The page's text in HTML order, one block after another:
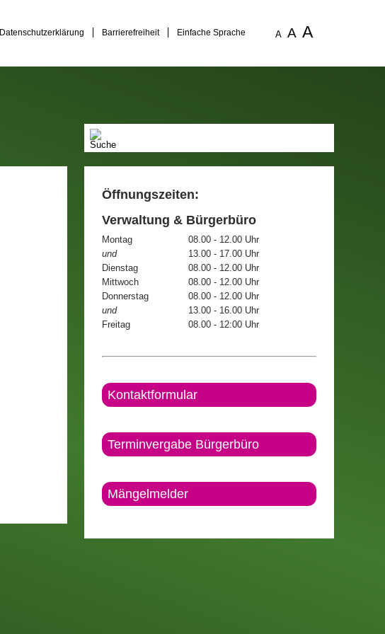
Datenschutzerklärung Barrierefreiheit Einfache Sprache A A A
Öffnungszeiten:
Verwaltung & Bürgerbüro
Montag
08.00 - 12.00 Uhr
und
13.00 - 17.00 Uhr
Dienstag
08.00 - 12.00 Uhr
Mittwoch
08.00 - 12.00 Uhr
Donnerstag
08.00 - 12.00 Uhr
und
13.00 - 16.00 Uhr
Freitag
08.00 - 12:00 Uhr
Kontaktformular
Terminvergabe Bürgerbüro
Mängelmelder